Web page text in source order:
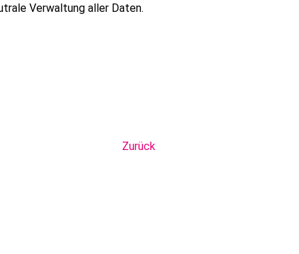
Verwaltung aller Daten.
Zurück